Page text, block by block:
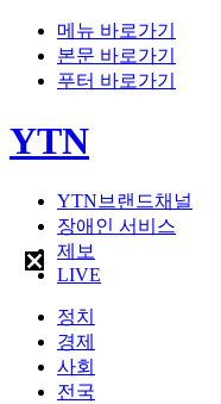
메뉴 바로가기
본문 바로가기
푸터 바로가기
YTN
YTN브랜드채널
장애인 서비스
제보
LIVE
정치
경제
사회
전국